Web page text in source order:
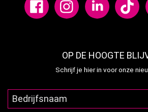
OP DE HOOGTE
Schrijf je hier in voor onze